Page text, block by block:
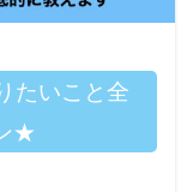
たいこと全
★